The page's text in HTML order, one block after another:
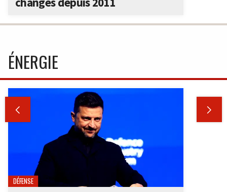
ÉNERGIE
 
DÉFENSE